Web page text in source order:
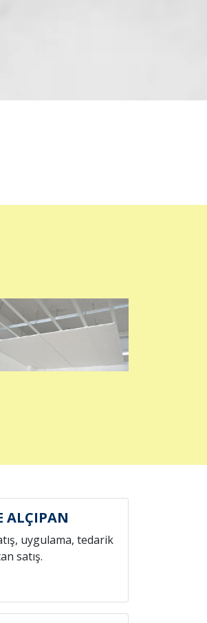
ALÇIPAN
uygulama, tedarik
satış.